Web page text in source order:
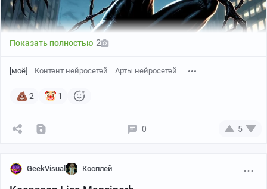
Показать полностью 2
[моё] Контент нейросетей Арты нейросетей
2 1
0 5
GeekVisual Косплей